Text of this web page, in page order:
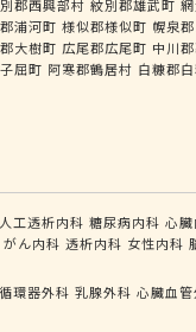
郡西興部村 紋別郡雄武町
浦河町 様似郡様似町 幌泉
大樹町 広尾郡広尾町 中川
屈町 阿寒郡鶴居村 白糠郡
人工透析内科 糖尿病内科 心
がん内科 透析内科 女性内科
循環器外科 乳腺外科 心臓血